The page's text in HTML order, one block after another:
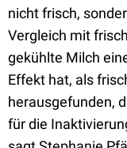
nicht frisch,
Vergleich mit
gekühlte Milch
Effekt hat, als
herausgefunden,
für die